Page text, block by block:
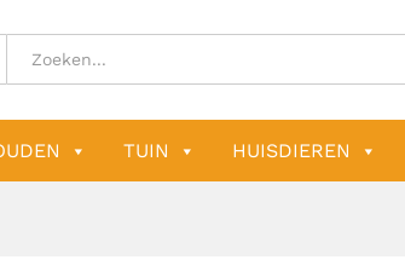
TUIN HUISDIEREN